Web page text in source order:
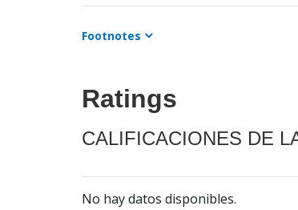
Footnotes
Ratings
CALIFICACIONES DE
No hay datos disponibles.